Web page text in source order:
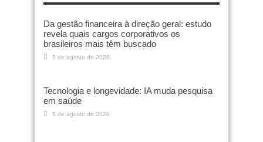
Da gestão financeira à direção geral: estudo
revela quais cargos corporativos os
brasileiros mais têm buscado
5 de agosto de 2026
Tecnologia e longevidade: IA muda pesquisa
em saúde
5 de agosto de 2026